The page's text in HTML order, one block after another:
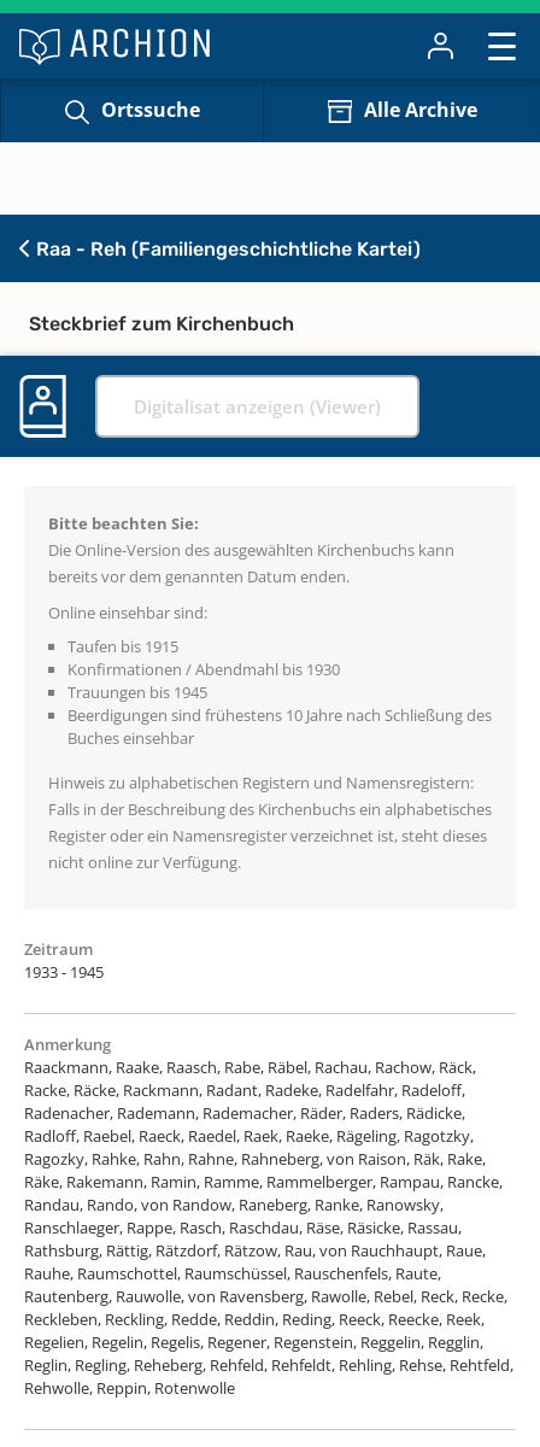
Ortssuche Alle Archive
Raa - Reh (Familiengeschichtliche Kartei)
Steckbrief zum Kirchenbuch
Digitalisat anzeigen (Viewer)
Bitte beachten Sie:
Die Online-Version des ausgewählten Kirchenbuchs kann
bereits vor dem genannten Datum enden.
Online einsehbar sind:
Taufen bis 1915
Konfirmationen / Abendmahl bis 1930
Trauungen bis 1945
Beerdigungen sind frühestens 10 Jahre nach Schließung des
Buches einsehbar
Hinweis zu alphabetischen Registern und Namensregistern:
Falls in der Beschreibung des Kirchenbuchs ein alphabetisches
Register oder ein Namensregister verzeichnet ist, steht dieses
nicht online zur Verfügung.
Zeitraum
1933 - 1945
Anmerkung
Raackmann, Raake, Raasch, Rabe, Räbel, Rachau, Rachow, Räck,
Racke, Räcke, Rackmann, Radant, Radeke, Radelfahr, Radeloff,
Radenacher, Rademann, Rademacher, Räder, Raders, Rädicke,
Radloff, Raebel, Raeck, Raedel, Raek, Raeke, Rägeling, Ragotzky,
Ragozky, Rahke, Rahn, Rahne, Rahneberg, von Raison, Räk, Rake,
Räke, Rakemann, Ramin, Ramme, Rammelberger, Rampau, Rancke,
Randau, Rando, von Randow, Raneberg, Ranke, Ranowsky,
Ranschlaeger, Rappe, Rasch, Raschdau, Räse, Räsicke, Rassau,
Rathsburg, Rättig, Rätzdorf, Rätzow, Rau, von Rauchhaupt, Raue,
Rauhe, Raumschottel, Raumschüssel, Rauschenfels, Raute,
Rautenberg, Rauwolle, von Ravensberg, Rawolle, Rebel, Reck, Recke,
Reckleben, Reckling, Redde, Reddin, Reding, Reeck, Reecke, Reek,
Regelien, Regelin, Regelis, Regener, Regenstein, Reggelin, Regglin,
Reglin, Regling, Reheberg, Rehfeld, Rehfeldt, Rehling, Rehse, Rehtfeld,
Rehwolle, Reppin, Rotenwolle